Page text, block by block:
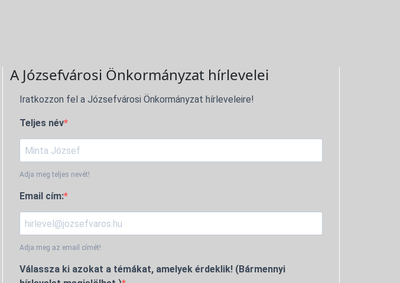
A Józsefvárosi Önkormányzat hírlevelei
Iratkozzon fel a Józsefvárosi Önkormányzat hírleveleire!
Teljes név
Adja meg teljes nevét!
Email cím:
Adja meg az email címét!
Válassza ki azokat a témákat, amelyek érdeklik! (Bármennyi